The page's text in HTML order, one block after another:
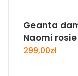
Geanta
Naomi rosie
299,00zł